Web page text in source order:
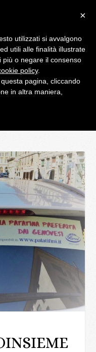
×
utilizzati si avvalgono
utili alle finalità illustrate
più o negare il consenso
policy.
pagina, cliccando
in altra maniera,